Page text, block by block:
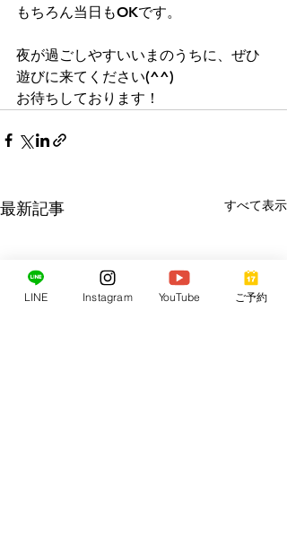
もちろん当日もOKです。
夜が過ごしやすいいまのうちに、ぜひ
遊びに来てください(^^)
お待ちしております！
最新記事 すべて表示
LINE Instagram YouTube ご予約